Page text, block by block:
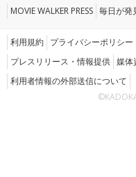
MOVIE WALKER PRESS 毎日が発
利用規約 プライバシーポリシー
プレスリリース・情報提供 媒体
利用者情報の外部送信について